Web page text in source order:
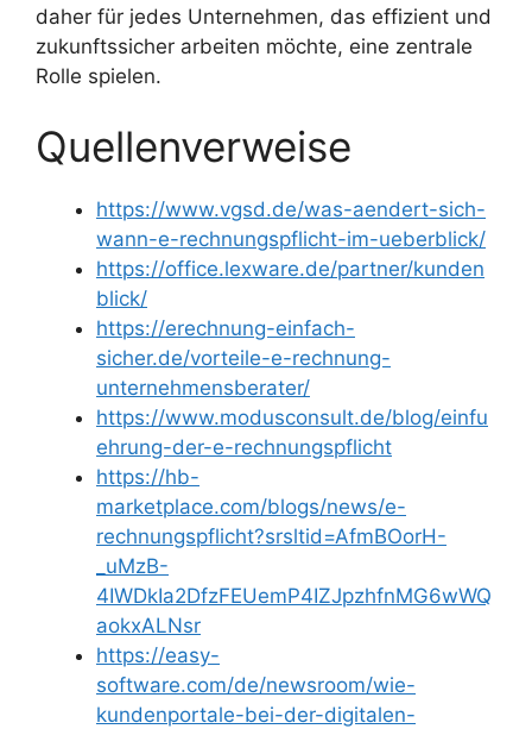
daher für jedes Unternehmen, das effizient und
zukunftssicher arbeiten möchte, eine zentrale
Rolle spielen.
Quellenverweise
https://www.vgsd.de/was-aendert-sich-
wann-e-rechnungspflicht-im-ueberblick/
https://office.lexware.de/partner/kunden
blick/
https://erechnung-einfach-
sicher.de/vorteile-e-rechnung-
unternehmensberater/
https://www.modusconsult.de/blog/einfu
ehrung-der-e-rechnungspflicht
https://hb-
marketplace.com/blogs/news/e-
rechnungspflicht?srsltid=AfmBOorH-
_uMzB-
4IWDkIa2DfzFEUemP4IZJpzhfnMG6wWQ
aokxALNsr
https://easy-
software.com/de/newsroom/wie-
kundenportale-bei-der-digitalen-